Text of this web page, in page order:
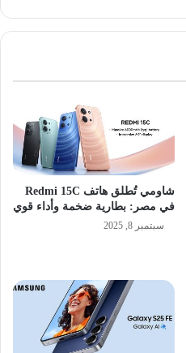
شاومي تُطلق هاتف Redmi 15C
في مصر: بطارية ضخمة وأداء قوي
سبتمبر 8, 2025